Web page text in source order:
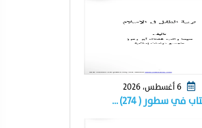
في سطور ( ٢٧٤) …